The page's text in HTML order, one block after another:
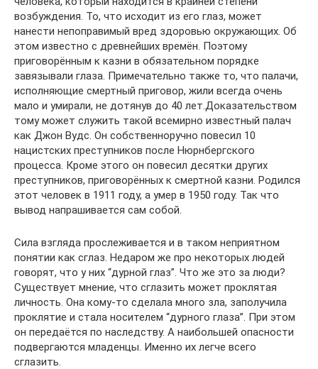
возбуждения. То, что исходит из его глаз, может
нанести непоправимый вред здоровью окружающих. Об
этом известно с древнейших времён. Поэтому
приговорённым к казни в обязательном порядке
завязывали глаза. Примечательно также то, что палачи,
исполняющие смертный приговор, жили всегда очень
мало и умирали, не дотянув до 40 лет.Доказательством
тому может служить такой всемирно известный палач
как Джон Вудс. Он собственноручно повесил 10
нацистских преступников после Нюрнбергского
процесса. Кроме этого он повесил десятки других
преступников, приговорённых к смертной казни. Родился
этот человек в 1911 году, а умер в 1950 году. Так что
вывод напрашивается сам собой.
​Сила взгляда прослеживается и в таком неприятном
понятии как сглаз. Недаром же про некоторых людей
говорят, что у них “дурной глаз”. Что же это за люди?
Существует мнение, что сглазить может проклятая
личность. Она кому-то сделала много зла, заполучила
проклятие и стала носителем “дурного глаза”. При этом
он передаётся по наследству. А наибольшей опасности
подвергаются младенцы. Именно их легче всего
сглазить.